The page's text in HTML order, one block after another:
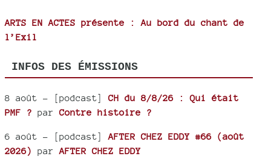
ARTS EN ACTES présente : Au bord du chant de
l’Exil
INFOS DES ÉMISSIONS
8 août - [podcast]CH du 8/8/26 : Qui était
PMF ? parContre histoire ?
6 août - [podcast] AFTER CHEZ EDDY #66 (août
2026)
par AFTER CHEZ EDDY